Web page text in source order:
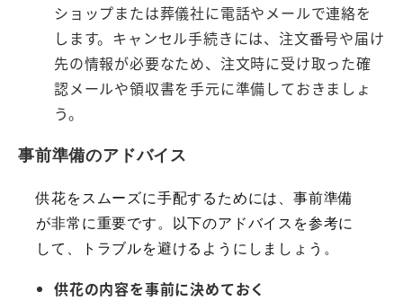
ショップまたは葬儀社に電話やメールで連絡を
します。キャンセル手続きには、注文番号や届け
先の情報が必要なため、注文時に受け取った確
認メールや領収書を手元に準備しておきましょ
う。
事前準備のアドバイス
供花をスムーズに手配するためには、事前準備
が非常に重要です。以下のアドバイスを参考に
して、トラブルを避けるようにしましょう。
供花の内容を事前に決めておく